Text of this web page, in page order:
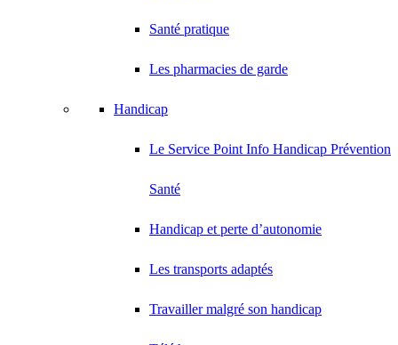
Santé pratique
Les pharmacies de garde
Handicap
Le Service Point Info Handicap Prévention
Santé
Handicap et perte d’autonomie
Les transports adaptés
Travailler malgré son handicap